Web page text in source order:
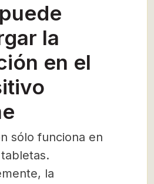
la
en el
sólo funciona en
la